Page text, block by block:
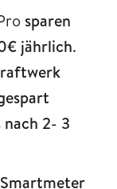
sparen
jährlich.
2- 3
Smartmeter